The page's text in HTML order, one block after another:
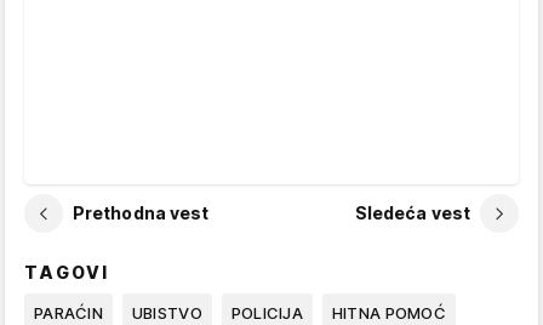
Prethodna vest Sledeća vest
TAGOVI
PARAĆIN UBISTVO POLICIJA HITNA POMOĆ